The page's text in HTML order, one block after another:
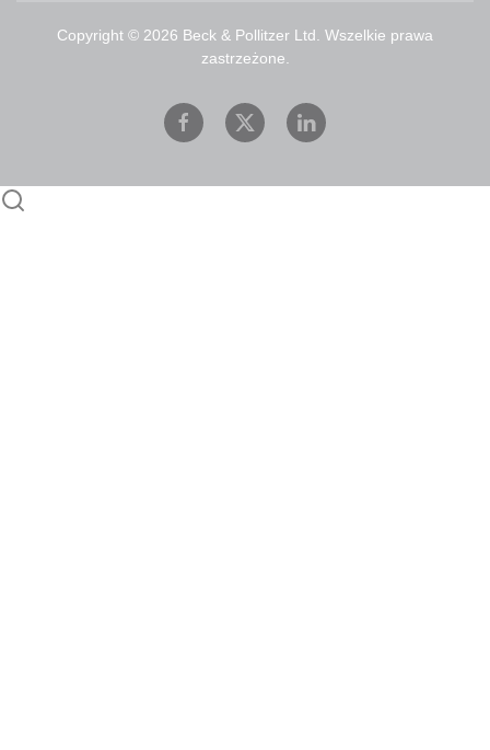
Copyright © 2026 Beck & Pollitzer Ltd. Wszelkie prawa
zastrzeżone.